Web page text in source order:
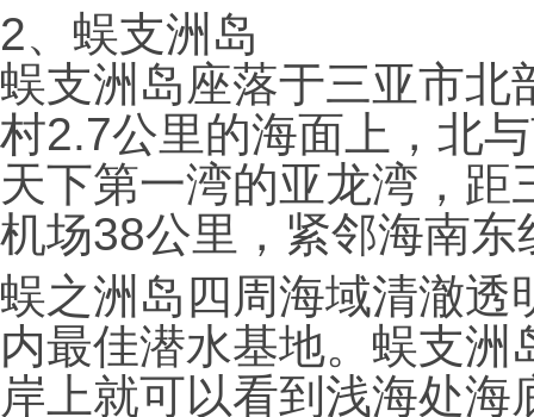
2、 蜈支洲岛
蜈支洲岛座落于三亚市北
村2.7公里的海面上，北
天下第一湾的亚龙湾，
机场38公里，紧邻海南
蜈之洲岛四周海域清澈
内最佳潜水基地。蜈支
岸上就可以看到浅海处